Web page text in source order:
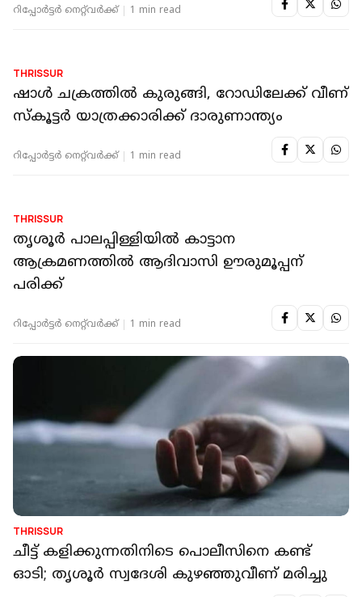
റിപ്പോർട്ടർ നെറ്റ്‌വര്‍ക്ക്‌ 1 min read
THRISSUR
ഷാള്‍ ചക്രത്തില്‍ കുരുങ്ങി, റോഡിലേക്ക് വീണ്
സ്‌കൂട്ടര്‍ യാത്രക്കാരിക്ക് ദാരുണാന്ത്യം
THRISSUR
തൃശൂര്‍ പാലപ്പിള്ളിയില്‍ കാട്ടാന
ആക്രമണത്തില്‍ ആദിവാസി ഊരുമൂപ്പന്
പരിക്ക്